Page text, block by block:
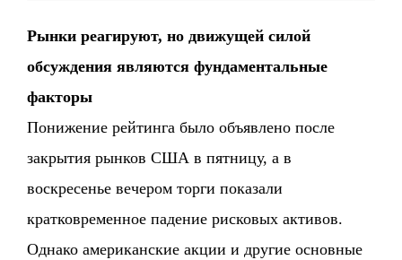
Рынки реагируют, но движущей силой
обсуждения являются фундаментальные
факторы
Понижение рейтинга было объявлено после
закрытия рынков США в пятницу, а в
воскресенье вечером торги показали
кратковременное падение рисковых активов.
Однако американские акции и другие основные